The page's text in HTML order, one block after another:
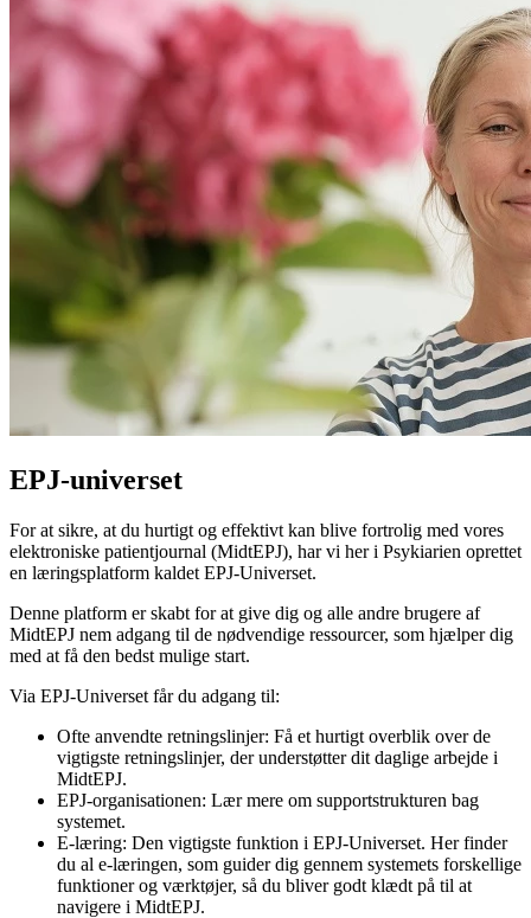
EPJ-universet
For at sikre, at du hurtigt og effektivt kan blive fortrolig med vores
elektroniske patientjournal (MidtEPJ), har vi her i Psykiarien oprettet
en læringsplatform kaldet EPJ-Universet.
Denne platform er skabt for at give dig og alle andre brugere af
MidtEPJ nem adgang til de nødvendige ressourcer, som hjælper dig
med at få den bedst mulige start.
Via EPJ-Universet får du adgang til:
Ofte anvendte retningslinjer: Få et hurtigt overblik over de
vigtigste retningslinjer, der understøtter dit daglige arbejde i
MidtEPJ.
EPJ-organisationen: Lær mere om supportstrukturen bag
systemet.
E-læring: Den vigtigste funktion i EPJ-Universet. Her finder
du al e-læringen, som guider dig gennem systemets forskellige
funktioner og værktøjer, så du bliver godt klædt på til at
navigere i MidtEPJ.